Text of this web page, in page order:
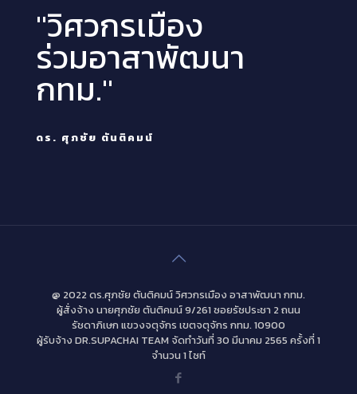
"วิศวกรเมือง
ร่วมอาสาพัฒนา
กทม."
ดร. ศุภชัย ตันติคมน์
@ 2022 ดร.ศุภชัย ตันติคมน์ วิศวกรเมือง อาสาพัฒนา กทม.
ผู้สั่งจ้าง นายศุภชัย ตันติคมน์ 9/261 ซอยรัชประชา 2 ถนน
รัชดาภิเษก แขวงจตุจักร เขตจตุจักร กทม. 10900
ผู้รับจ้าง DR.SUPACHAI TEAM จัดทำวันที่ 30 มีนาคม 2565 ครั้งที่ 1
จำนวน 1 ไซท์